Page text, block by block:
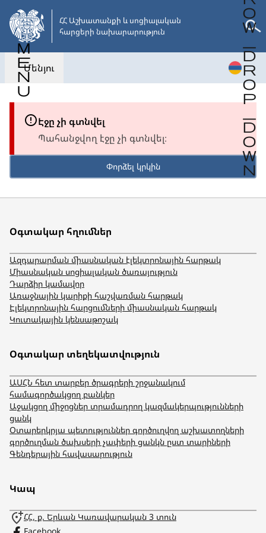
Անցնել
հիմնական
բովանդակությանը
ՀՀ Աշխատանքի և սոցիալական
հարցերի նախարարություն
Մենյու
Էջը չի գտնվել
Պահանջվող էջը չի գտնվել։
Փորձել կրկին
Օգտակար հղումներ
Ազդարարման միասնական էլեկտրոնային հարթակ
Միասնական սոցիալական ծառայություն
Դարձիր կամավոր
Առաջնային կարիքի հաշվառման հարթակ
Էլեկտրոնային հարցումների միասնական հարթակ
Կուտակային կենսաթոշակ
Օգտակար տեղեկատվություն
ԱՍՀՆ հետ տարբեր ծրագրերի շրջանակում
համագործակցող բանկեր
Աջակցող միջոցներ տրամադրող կազմակերպությունների
ցանկ
Օտարերկրյա պետություններ գործուղվող աշխատողների
գործուղման ծախսերի չափերի ցանկն ըստ տարիների
Գենդերային հավասարություն
Կապ
ՀՀ, ք. Երևան Կառավարական 3 տուն